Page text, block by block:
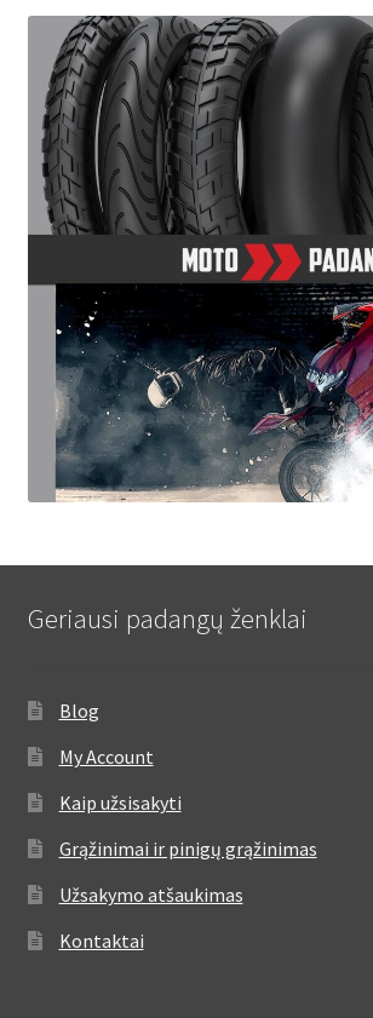
Geriausi padangų ženklai
Blog
My Account
Kaip užsisakyti
Grąžinimai ir pinigų grąžinimas
Užsakymo atšaukimas
Kontaktai